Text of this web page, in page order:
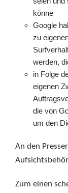
könne
Google
zu
werden,
in Folge
eigenen
die von
um den
An den
Zum einen